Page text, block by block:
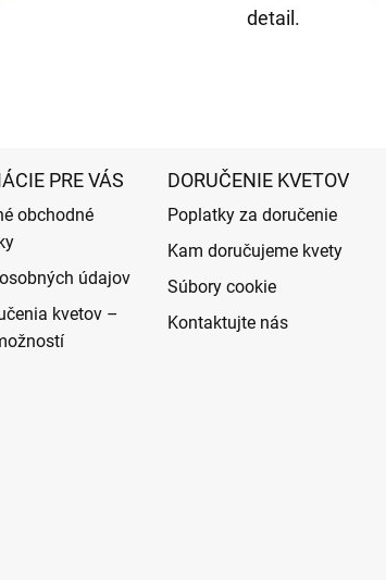
detail.
PRE VÁS
obchodné
údajov
kvetov –
DORUČENIE KVETOV
Poplatky za doručenie
Kam doručujeme kvety
Súbory cookie
Kontaktujte nás